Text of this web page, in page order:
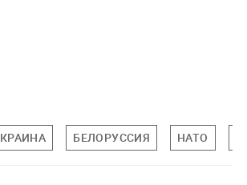
БЕЛОРУССИЯ НАТО